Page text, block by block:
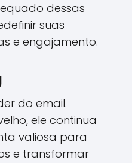
dessas
suas
e engajamento.
do email.
ele continua
valiosa para
e transformar